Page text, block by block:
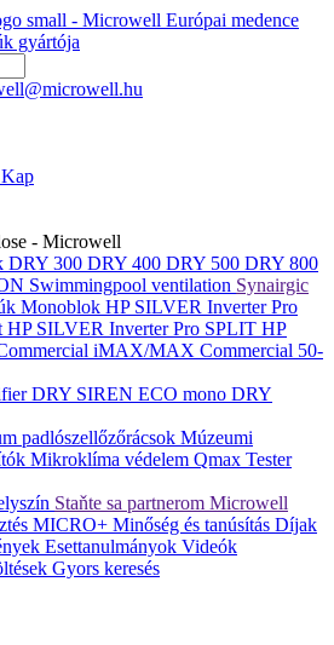
Európai medence
gyártója
Kap
DRY 300 DRY 400 DRY 500 DRY 800
Swimmingpool ventilation Synairgic
Monoblok HP SILVER Inverter Pro
HP SILVER Inverter Pro SPLIT HP
iMAX/MAX Commercial 50-
DRY SIREN ECO mono DRY
padlószellőzőrácsok Múzeumi
Mikroklíma védelem Qmax Tester
Staňte sa partnerom Microwell
MICRO+ Minőség és tanúsítás Díjak
Esettanulmányok Videók
Gyors keresés